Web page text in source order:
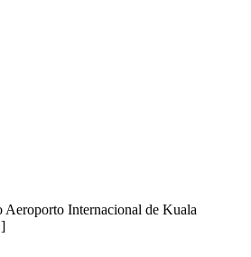
Aeroporto Internacional de Kuala